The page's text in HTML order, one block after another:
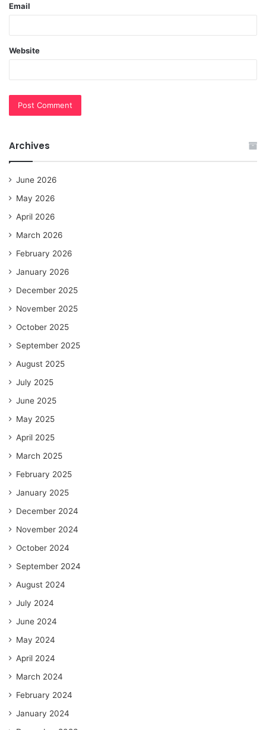
Email
Website
Archives
June 2026
May 2026
April 2026
March 2026
February 2026
January 2026
December 2025
November 2025
October 2025
September 2025
August 2025
July 2025
June 2025
May 2025
April 2025
March 2025
February 2025
January 2025
December 2024
November 2024
October 2024
September 2024
August 2024
July 2024
June 2024
May 2024
April 2024
March 2024
February 2024
January 2024